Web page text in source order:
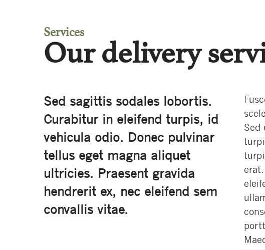
Services
Our delivery
Sed sagittis sodales lobortis.
Curabitur in eleifend turpis, id
vehicula odio. Donec pulvinar
tellus eget magna aliquet
ultricies. Praesent gravida
hendrerit ex, nec eleifend sem
convallis vitae.
Sed